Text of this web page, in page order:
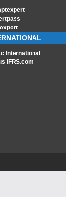
International
IFRS.com